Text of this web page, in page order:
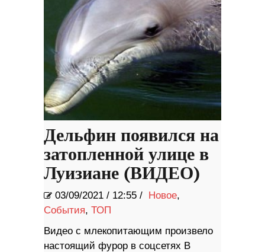
Дельфин появился на
затопленной улице в
Луизиане (ВИДЕО)
03/09/2021 / 12:55 / Новое,
События, ТОП
Видео с млекопитающим произвело
настоящий фурор в соцсетях В